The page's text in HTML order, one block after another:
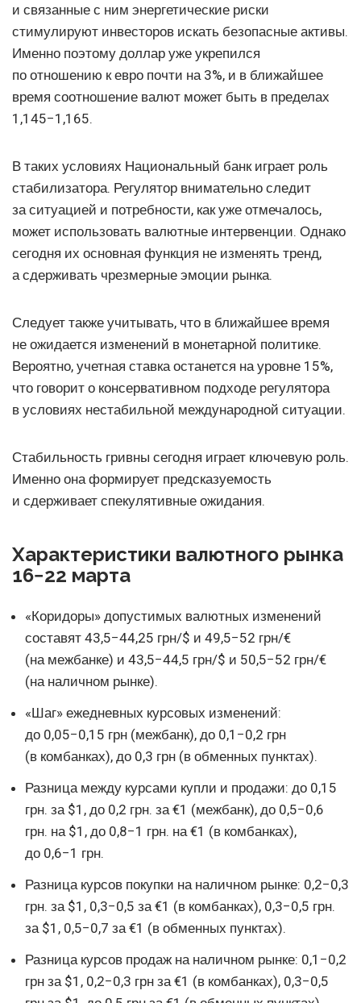
и связанные с ним энергетические риски
стимулируют инвесторов искать безопасные активы.
Именно поэтому доллар уже укрепился
по отношению к евро почти на 3%, и в ближайшее
время соотношение валют может быть в пределах
1,145−1,165.
В таких условиях Национальный банк играет роль
стабилизатора. Регулятор внимательно следит
за ситуацией и потребности, как уже отмечалось,
может использовать валютные интервенции. Однако
сегодня их основная функция не изменять тренд,
а сдерживать чрезмерные эмоции рынка.
Следует также учитывать, что в ближайшее время
не ожидается изменений в монетарной политике.
Вероятно, учетная ставка останется на уровне 15%,
что говорит о консервативном подходе регулятора
в условиях нестабильной международной ситуации.
Стабильность гривны сегодня играет ключевую роль.
Именно она формирует предсказуемость
и сдерживает спекулятивные ожидания.
Характеристики валютного рынка
16−22 марта
«Коридоры» допустимых валютных изменений
составят 43,5−44,25 грн/$ и 49,5−52 грн/€
(на межбанке) и 43,5−44,5 грн/$ и 50,5−52 грн/€
(на наличном рынке).
«Шаг» ежедневных курсовых изменений:
до 0,05−0,15 грн (межбанк), до 0,1−0,2 грн
(в комбанках), до 0,3 грн (в обменных пунктах).
Разница между курсами купли и продажи: до 0,15
грн. за $1, до 0,2 грн. за €1 (межбанк), до 0,5−0,6
грн. на $1, до 0,8−1 грн. на €1 (в комбанках),
до 0,6−1 грн.
Разница курсов покупки на наличном рынке: 0,2−0,3
грн. за $1, 0,3−0,5 за €1 (в комбанках), 0,3−0,5 грн.
за $1, 0,5−0,7 за €1 (в обменных пунктах).
Разница курсов продаж на наличном рынке: 0,1−0,2
грн за $1, 0,2−0,3 грн за €1 (в комбанках), 0,3−0,5